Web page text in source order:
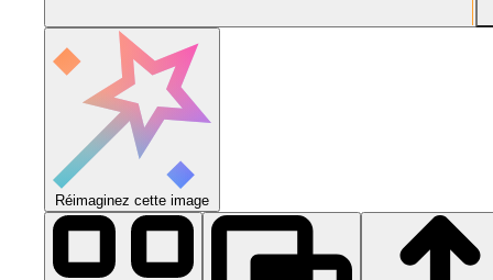
Réimaginez cette image